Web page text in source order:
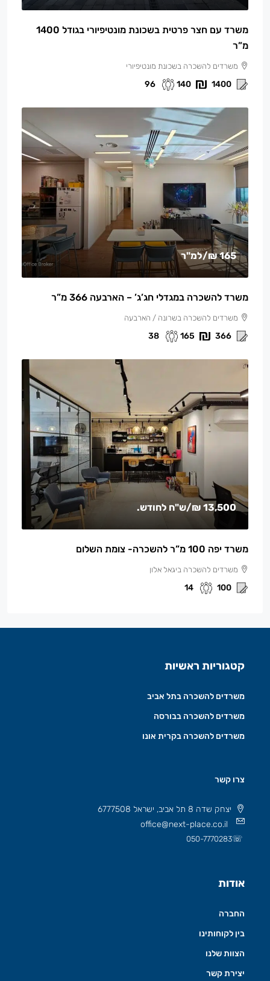
משרד עם חצר פרטית בשכונת מונטיפיורי בגודל 1400
מ”ר
משרדים להשכרה בשכונת מונטיפיורי
1400
140
96
165 ₪ /למ"ר
משרד להשכרה במגדלי חג’ג’ – הארבעה 366 מ”ר
משרדים להשכרה בשרונה / הארבעה
366
165
38
13,500 ₪ /ש"ח לחודש.
משרד יפה 100 מ”ר להשכרה- צומת השלום
משרדים להשכרה ביגאל אלון
100
14
קטגוריות ראשיות
משרדים להשכרה בתל אביב
משרדים להשכרה בבורסה
משרדים להשכרה בקרית אונו
צרו קשר
יצחק שדה 8 תל אביב, ישראל 6777508
office@next-place.co.il
☏
050-7770283
אודות
החברה
בין לקוחותינו
הצוות שלנו
יצירת קשר